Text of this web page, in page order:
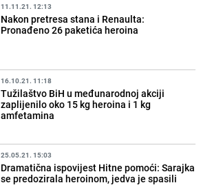
11.11.21. 12:13
Nakon pretresa stana i Renaulta:
Pronađeno 26 paketića heroina
16.10.21. 11:18
Tužilaštvo BiH u međunarodnoj akciji
zaplijenilo oko 15 kg heroina i 1 kg
amfetamina
25.05.21. 15:03
Dramatična ispovijest Hitne pomoći: Sarajka
se predozirala heroinom, jedva je spasili